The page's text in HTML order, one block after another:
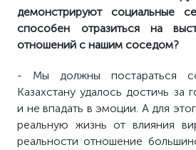
демонстрируют социальные
способен отразиться на
отношений с нашим соседом?
- Мы должны постараться
Казахстану удалось достичь за
и не впадать в эмоции. А для
реальную жизнь от влияния
реальности отношение